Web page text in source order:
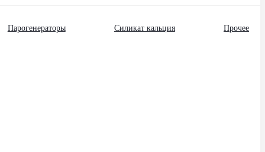
Парогенераторы Силикат кальция Прочее